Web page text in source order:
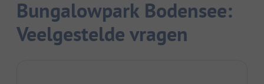
Bungalowpark Bodensee:
Veelgestelde vragen